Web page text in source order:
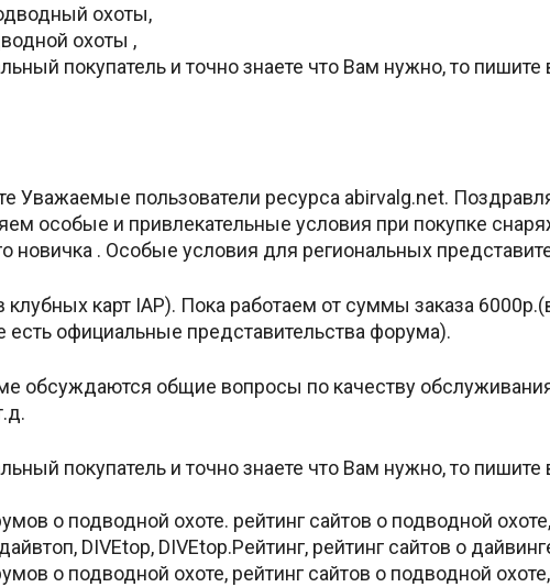
охоты,
охоты ,
покупатель и точно знаете что Вам нужно, то
Уважаемые пользователи ресурса abirvalg.net.
особые и привлекательные условия при покупке
новичка . Особые условия для региональных
клубных карт IAP). Пока работаем от суммы заказа
есть официальные представительства форума).
обсуждаются общие вопросы по качеству
покупатель и точно знаете что Вам нужно, то
о подводной охоте. рейтинг сайтов о подводной
DIVEtop, DIVEtop.Рейтинг, рейтинг сайтов о
о подводной охоте, рейтинг сайтов о подводной